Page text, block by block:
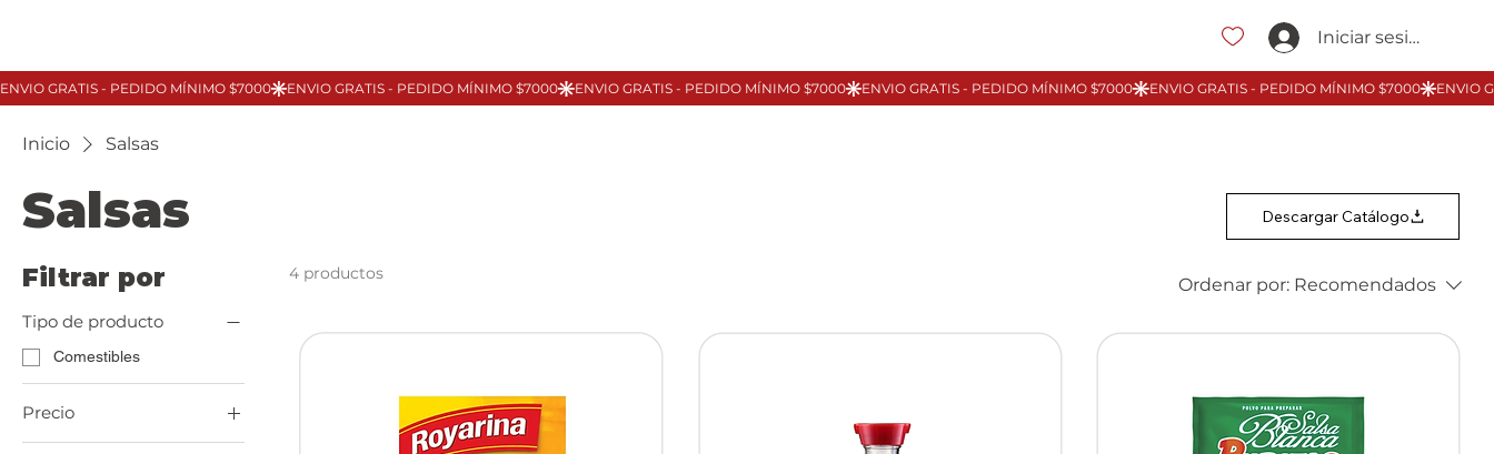
Iniciar sesión
Inicio Salsas
Salsas
Filtrar por
Tipo de producto
Comestibles
Precio
4 productos
Ordenar por: Recomendados
Descargar Catálogo